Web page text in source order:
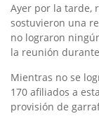
Ayer por la tarde,
sostuvieron una
no lograron
la reunión
Mientras no se
170 afiliados a
provisión de